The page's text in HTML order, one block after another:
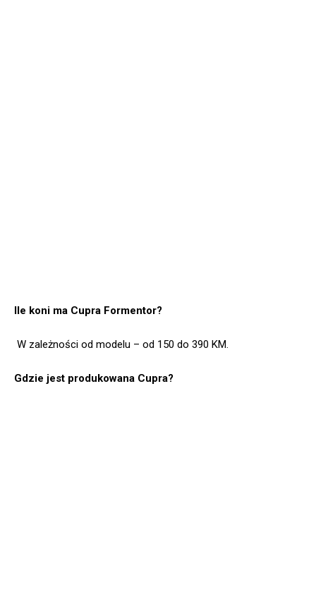
Ile koni ma Cupra Formentor?
W zależności od modelu – od 150 do 390 KM.
Gdzie jest produkowana Cupra?